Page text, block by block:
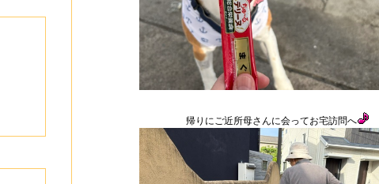
帰りにご近所母さんに会ってお宅訪問へ